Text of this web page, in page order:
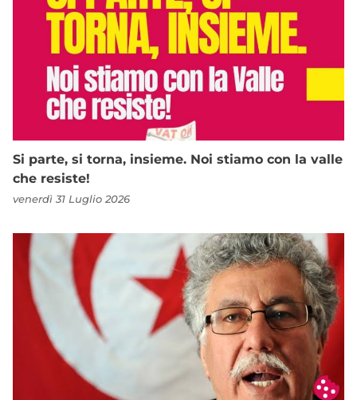
Si parte, si torna, insieme. Noi stiamo con la valle
che resiste!
venerdì 31 Luglio 2026